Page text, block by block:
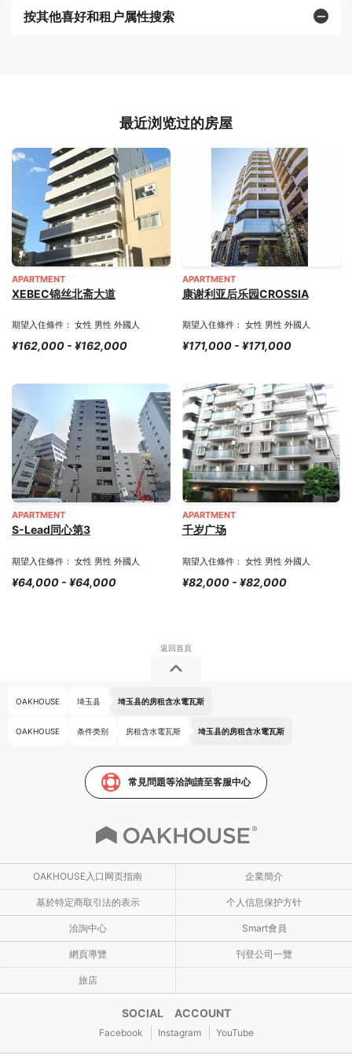
按其他喜好和租户属性搜索
最近浏览过的房屋
APARTMENT
XEBEC锦丝北斋大道
期望入住條件： 女性 男性 外國人
¥162,000 - ¥162,000
APARTMENT
康谢利亚后乐园CROSSIA
期望入住條件： 女性 男性 外國人
¥171,000 - ¥171,000
APARTMENT
S-Lead同心第3
期望入住條件： 女性 男性 外國人
¥64,000 - ¥64,000
APARTMENT
千岁广场
期望入住條件： 女性 男性 外國人
¥82,000 - ¥82,000
OAKHOUSE 埼玉县 埼玉县的房租含水電瓦斯
OAKHOUSE 条件类别 房租含水電瓦斯 埼玉县的房租含水電瓦斯
常見問題等洽詢請至客服中心
OAKHOUSE入口网页指南 企業簡介
基於特定商取引法的表示 个人信息保护方针
洽詢中心 Smart會員
網頁導覽 刊登公司一覽
旅店
SOCIAL ACCOUNT
Facebook Instagram YouTube